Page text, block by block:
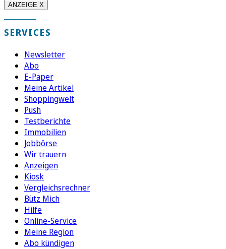
ANZEIGE X
SERVICES
Newsletter
Abo
E-Paper
Meine Artikel
Shoppingwelt
Push
Testberichte
Immobilien
Jobbörse
Wir trauern
Anzeigen
Kiosk
Vergleichsrechner
Bütz Mich
Hilfe
Online-Service
Meine Region
Abo kündigen